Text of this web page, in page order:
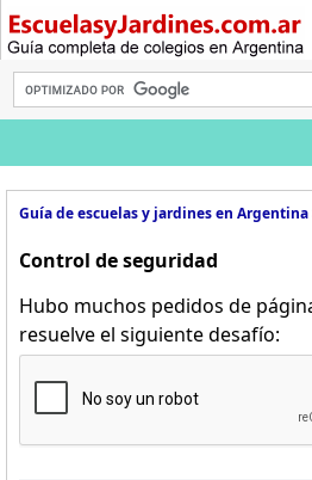
Guía de escuelas y jardines en Argentina
Control de seguridad
Hubo muchos pedidos de
resuelve el siguiente desafío: